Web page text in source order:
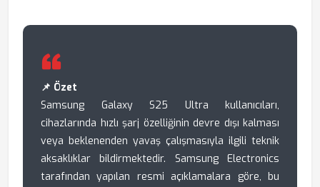
📌 Özet
Samsung Galaxy S25 Ultra kullanıcıları,
cihazlarında hızlı şarj özelliğinin devre dışı kalması
veya beklenenden yavaş çalışmasıyla ilgili teknik
aksaklıklar bildirmektedir. Samsung Electronics
tarafından yapılan resmi açıklamalara göre, bu